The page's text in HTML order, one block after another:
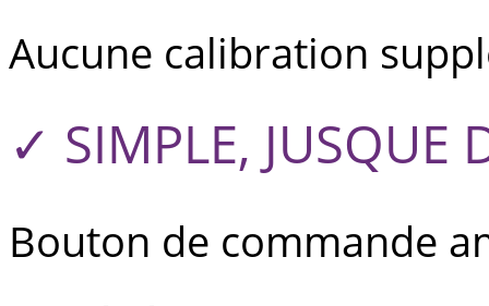
Aucune calibration
✓ SIMPLE, JUSQUE
Bouton de commande